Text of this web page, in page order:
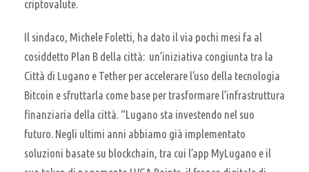
criptovalute.
Il sindaco, Michele Foletti, ha dato il via pochi mesi fa al
cosiddetto Plan B della città: un’iniziativa congiunta tra la
Città di Lugano e Tether per accelerare l’uso della tecnologia
Bitcoin e sfruttarla come base per trasformare l’infrastruttura
finanziaria della città. “Lugano sta investendo nel suo
futuro. Negli ultimi anni abbiamo già implementato
soluzioni basate su blockchain, tra cui l’app MyLugano e il